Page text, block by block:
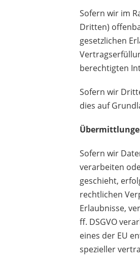
Sofern wir im
Dritten)
gesetzlichen
berechtigten
Sofern wir
dies auf
Sofern wir
verarbeiten
geschieht,
rechtlichen
Erlaubnisse,
ff. DSGVO
eines der EU
spezieller